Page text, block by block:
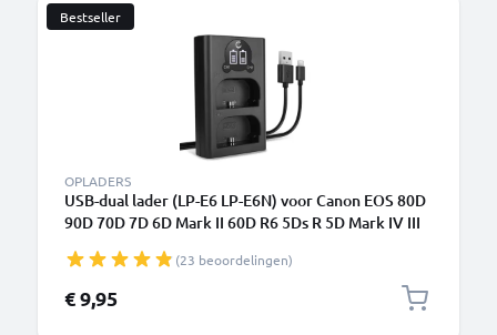
Bestseller
OPLADERS
USB-dual lader (LP-E6 LP-E6N) voor Canon EOS 80D
90D 70D 7D 6D Mark II 60D R6 5Ds R 5D Mark IV III
(23 beoordelingen)
€ 9,95